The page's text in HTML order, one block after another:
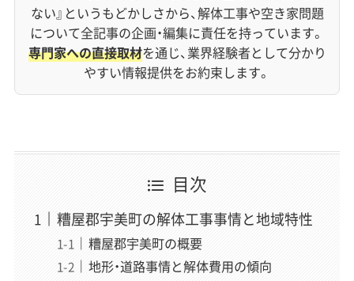
ない』というもどかしさから、解体工事や空き家問題
について全記事の企画・編集に責任を持っています。
専門家への直接取材を通じ、業界経験者として分かり
やすい情報提供をお約束します。
目次
糟屋郡宇美町の解体工事事情と地域特性
糟屋郡宇美町の概要
地形・道路事情と解体費用の傾向